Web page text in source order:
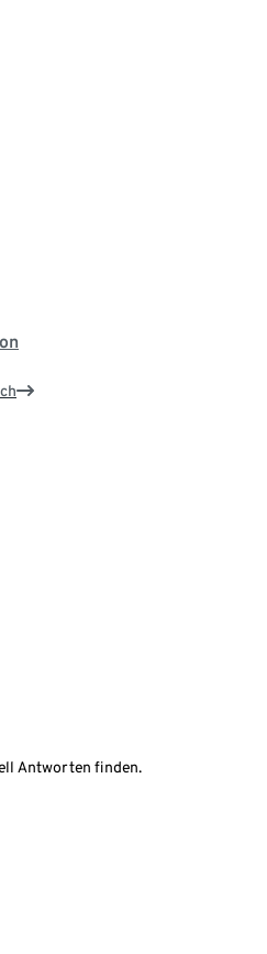
Antworten finden.